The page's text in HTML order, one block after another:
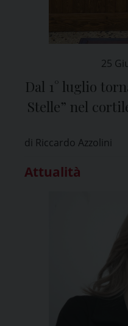
25
Dal 1° luglio
Stelle” nel
di Riccardo Azzolini
Attualità